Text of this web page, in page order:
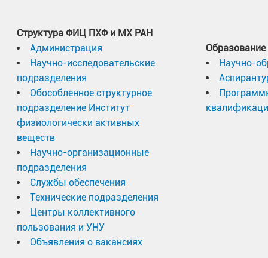
Структура ФИЦ ПХФ и МХ РАН
Администрация
Научно-исследовательские
подразделения
Обособленное структурное
подразделение Институт
физиологически активных
веществ
Научно-организационные
подразделения
Службы обеспечения
Технические подразделения
Центры коллективного
пользования и УНУ
Объявления о вакансиях
Образование
Научно-